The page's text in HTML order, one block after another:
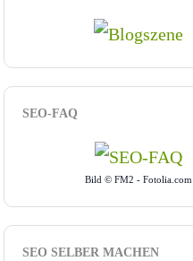
SEO-FAQ
Bild © FM2 - Fotolia.com
SEO SELBER MACHEN